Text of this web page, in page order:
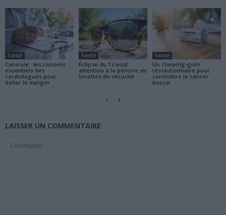
Santé
Canicule : les conseils
essentiels des
cardiologues pour
éviter le danger
Santé
Éclipse du 12 août :
attention à la pénurie de
lunettes de sécurité
Santé
Un chewing-gum
révolutionnaire pour
combattre le cancer
buccal
LAISSER UN COMMENTAIRE